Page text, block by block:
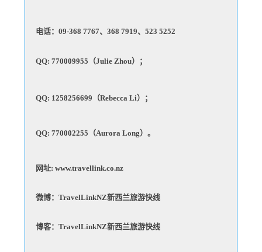
电话：09-368 7767、368 7919、 523 5252
QQ: 770009955（Julie Zhou）；
QQ: 1258256699（Rebecca Li）；
QQ: 770002255（Aurora Long）。
网址: www.travellink.co.nz
微博：TravelLinkNZ新西兰旅游快线
博客： TravelLinkNZ新西兰旅游快线